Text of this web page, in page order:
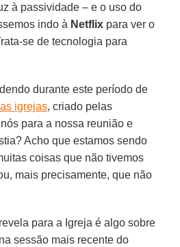
à passividade – e o uso do
indo à Netflix para ver o
se de tecnologia para
durante este período de
igrejas, criado pelas
para a nossa reunião e
Acho que estamos sendo
coisas que não tivemos
mais precisamente, que não
para a Igreja é algo sobre
sessão mais recente do